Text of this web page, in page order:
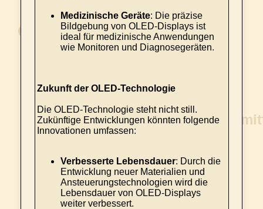
Medizinische Geräte: Die präzise
Bildgebung von OLED-Displays ist
ideal für medizinische Anwendungen
wie Monitoren und Diagnosegeräten.
Zukunft der OLED-Technologie
Die OLED-Technologie steht nicht still.
Zukünftige Entwicklungen könnten folgende
Innovationen umfassen:
Verbesserte Lebensdauer: Durch die
Entwicklung neuer Materialien und
Ansteuerungstechnologien wird die
Lebensdauer von OLED-Displays
weiter verbessert.